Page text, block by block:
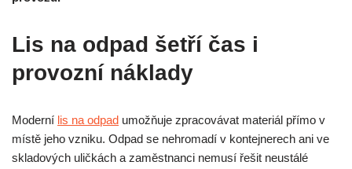
Lis na odpad šetří čas i
provozní náklady
Moderní lis na odpad umožňuje zpracovávat materiál přímo v
místě jeho vzniku. Odpad se nehromadí v kontejnerech ani ve
skladových uličkách a zaměstnanci nemusí řešit neustálé